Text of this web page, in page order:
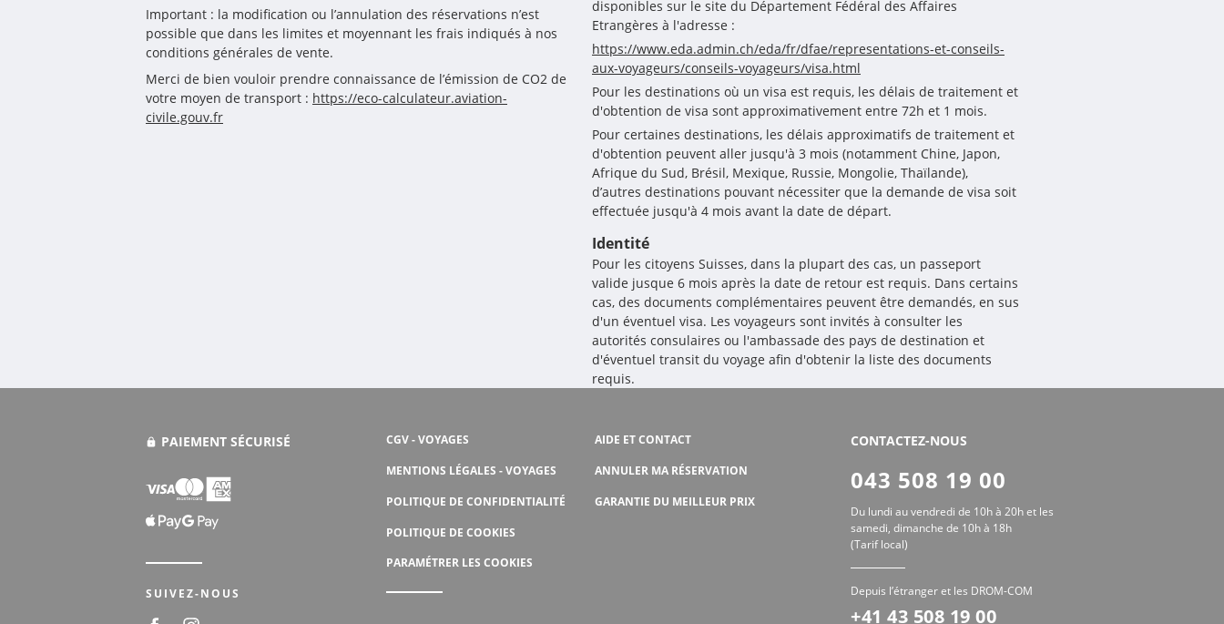
Important : la modification ou l’annulation des réservations n’est
possible que dans les limites et moyennant les frais indiqués à nos
conditions générales de vente.
Merci de bien vouloir prendre connaissance de l’émission de CO2 de
votre moyen de transport : https://eco-calculateur.aviation-
civile.gouv.fr
disponibles sur le site du Département Fédéral des Affaires
Etrangères à l'adresse :
https://www.eda.admin.ch/eda/fr/dfae/representations-et-conseils-
aux-voyageurs/conseils-voyageurs/visa.html
Pour les destinations où un visa est requis, les délais de traitement et
d'obtention de visa sont approximativement entre 72h et 1 mois.
Pour certaines destinations, les délais approximatifs de traitement et
d'obtention peuvent aller jusqu'à 3 mois (notamment Chine, Japon,
Afrique du Sud, Brésil, Mexique, Russie, Mongolie, Thaïlande),
d’autres destinations pouvant nécessiter que la demande de visa soit
effectuée jusqu'à 4 mois avant la date de départ.
Identité
Pour les citoyens Suisses, dans la plupart des cas, un passeport
valide jusque 6 mois après la date de retour est requis. Dans certains
cas, des documents complémentaires peuvent être demandés, en sus
d'un éventuel visa. Les voyageurs sont invités à consulter les
autorités consulaires ou l'ambassade des pays de destination et
d'éventuel transit du voyage afin d'obtenir la liste des documents
requis.
PAIEMENT SÉCURISÉ
SUIVEZ-NOUS
CONTACTEZ-NOUS
043 508 19 00
Du lundi au vendredi de 10h à 20h et les
samedi, dimanche de 10h à 18h
(Tarif local)
Depuis l’étranger et les DROM-COM
+41 43 508 19 00
CGV - VOYAGES
MENTIONS LÉGALES - VOYAGES
POLITIQUE DE CONFIDENTIALITÉ
POLITIQUE DE COOKIES
PARAMÉTRER LES COOKIES
AIDE ET CONTACT
ANNULER MA RÉSERVATION
GARANTIE DU MEILLEUR PRIX